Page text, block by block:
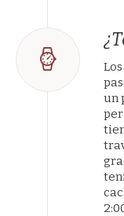
un